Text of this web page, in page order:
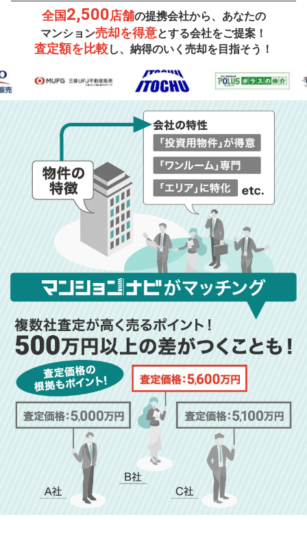
全国2,500店舗の提携会社から、あなたの
マンション売却を得意とする会社をご提案！
査定額を比較し、納得のいく売却を目指そう！